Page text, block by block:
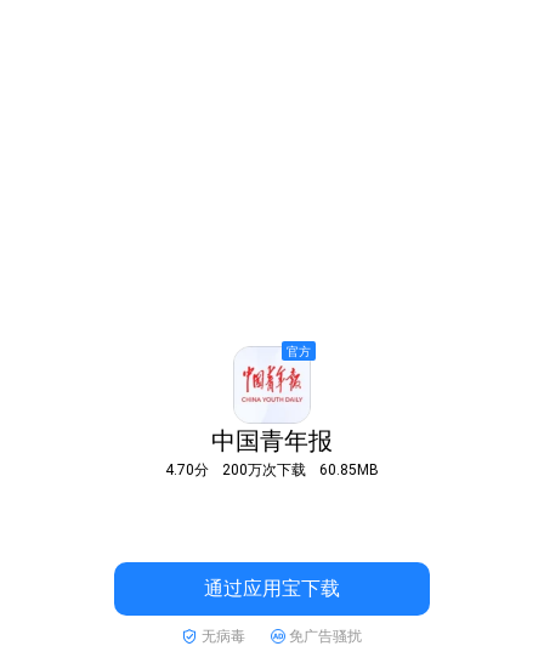
中国青年报
4.70分 200万次下载 60.85MB
通过应用宝下载
无病毒 免广告骚扰